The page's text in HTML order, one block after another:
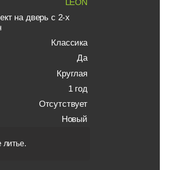
LEON
на дверь с 2-х
Классика
Да
Круглая
1 год
Отсутствует
Новый
литье.